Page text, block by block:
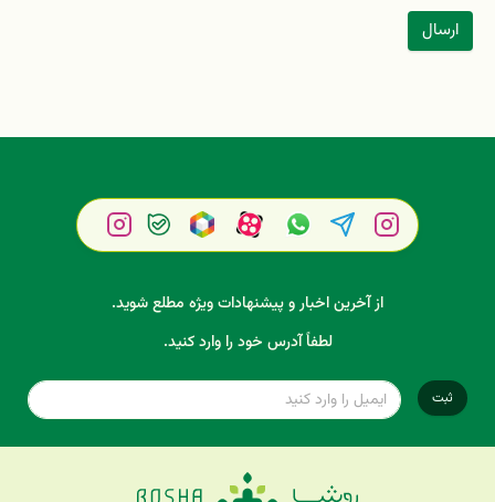
ارسال
از آخرین اخبار و پیشنهادات ویژه مطلع شوید.
لطفاً آدرس خود را وارد کنید.
ثبت